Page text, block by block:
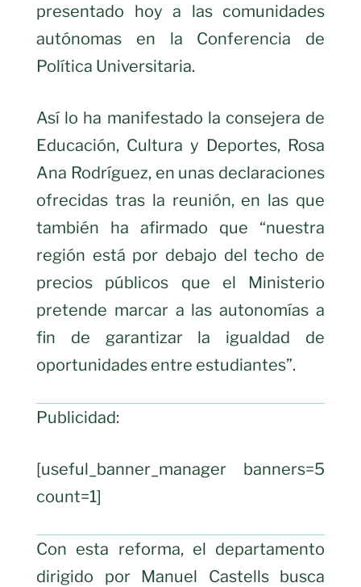
presentado hoy a las comunidades
autónomas en la Conferencia de
Política Universitaria.
Así lo ha manifestado la consejera de
Educación, Cultura y Deportes, Rosa
Ana Rodríguez, en unas declaraciones
ofrecidas tras la reunión, en las que
también ha afirmado que “nuestra
región está por debajo del techo de
precios públicos que el Ministerio
pretende marcar a las autonomías a
fin de garantizar la igualdad de
oportunidades entre estudiantes”.
Publicidad:
[useful_banner_manager banners=5
count=1]
Con esta reforma, el departamento
dirigido por Manuel Castells busca